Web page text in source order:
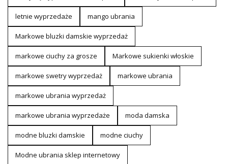
letnie wyprzedaże mango ubrania
Markowe bluzki damskie wyprzedaż
markowe ciuchy za grosze Markowe sukienki włoskie
markowe swetry wyprzedaż markowe ubrania
markowe ubrania wyprzedaż
markowe ubrania wyprzedaże moda damska
modne bluzki damskie modne ciuchy
Modne ubrania sklep internetowy